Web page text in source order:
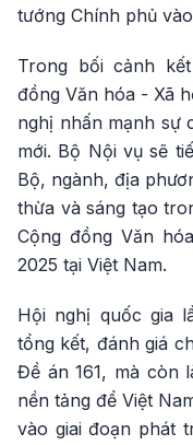
tướng Chính phủ
Trong bối cảnh
đồng Văn hóa - Xã
nghị nhấn mạnh sự
mới. Bộ Nội vụ sẽ
Bộ, ngành, địa
thừa và sáng tạo
Cộng đồng Văn
2025 tại Việt Nam.
Hội nghị quốc gia
tổng kết, đánh giá
Đề án 161, mà còn
nền tảng để Việt
vào giai đoạn phát